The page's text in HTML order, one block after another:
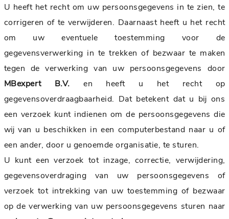
U heeft het recht om uw persoonsgegevens in te zien, te
corrigeren of te verwijderen. Daarnaast heeft u het recht
om uw eventuele toestemming voor de
gegevensverwerking in te trekken of bezwaar te maken
tegen de verwerking van uw persoonsgegevens door
MBexpert B.V. en heeft u het recht op
gegevensoverdraagbaarheid. Dat betekent dat u bij ons
een verzoek kunt indienen om de persoonsgegevens die
wij van u beschikken in een computerbestand naar u of
een ander, door u genoemde organisatie, te sturen.
U kunt een verzoek tot inzage, correctie, verwijdering,
gegevensoverdraging van uw persoonsgegevens of
verzoek tot intrekking van uw toestemming of bezwaar
op de verwerking van uw persoonsgegevens sturen naar